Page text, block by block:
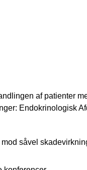
af patienter
Endokrinologisk
såvel